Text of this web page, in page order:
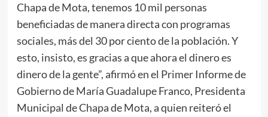
Chapa de Mota, tenemos 10 mil personas
beneficiadas de manera directa con programas
sociales, más del 30 por ciento de la población. Y
esto, insisto, es gracias a que ahora el dinero es
dinero de la gente”, afirmó en el Primer Informe de
Gobierno de María Guadalupe Franco, Presidenta
Municipal de Chapa de Mota, a quien reiteró el